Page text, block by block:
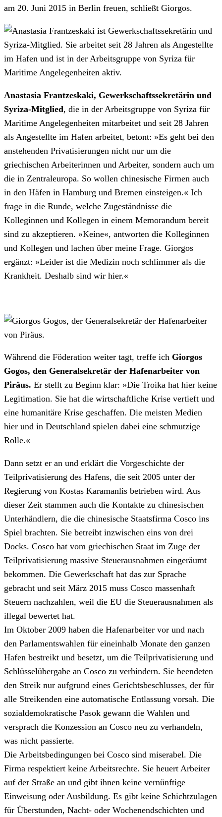
am 20. Juni 2015 in Berlin freuen, schließt Giorgos.
Anastasia Frantzeskaki, Gewerkschaftssekretärin und
Syriza-Mitglied, die in der Arbeitsgruppe von Syriza für
Maritime Angelegenheiten mitarbeitet und seit 28 Jahren
als Angestellte im Hafen arbeitet, betont: »Es geht bei den
anstehenden Privatisierungen nicht nur um die
griechischen Arbeiterinnen und Arbeiter, sondern auch um
die in Zentraleuropa. So wollen chinesische Firmen auch
in den Häfen in Hamburg und Bremen einsteigen.« Ich
frage in die Runde, welche Zugeständnisse die
Kolleginnen und Kollegen in einem Memorandum bereit
sind zu akzeptieren. »Keine«, antworten die Kolleginnen
und Kollegen und lachen über meine Frage. Giorgos
ergänzt: »Leider ist die Medizin noch schlimmer als die
Krankheit. Deshalb sind wir hier.«
Während die Föderation weiter tagt, treffe ich Giorgos
Gogos, den Generalsekretär der Hafenarbeiter von
Piräus. Er stellt zu Beginn klar: »Die Troika hat hier keine
Legitimation. Sie hat die wirtschaftliche Krise vertieft und
eine humanitäre Krise geschaffen. Die meisten Medien
hier und in Deutschland spielen dabei eine schmutzige
Rolle.«
Dann setzt er an und erklärt die Vorgeschichte der
Teilprivatisierung des Hafens, die seit 2005 unter der
Regierung von Kostas Karamanlis betrieben wird. Aus
dieser Zeit stammen auch die Kontakte zu chinesischen
Unterhändlern, die die chinesische Staatsfirma Cosco ins
Spiel brachten. Sie betreibt inzwischen eins von drei
Docks. Cosco hat vom griechischen Staat im Zuge der
Teilprivatisierung massive Steuerausnahmen eingeräumt
bekommen. Die Gewerkschaft hat das zur Sprache
gebracht und seit März 2015 muss Cosco massenhaft
Steuern nachzahlen, weil die EU die Steuerausnahmen als
illegal bewertet hat.
Im Oktober 2009 haben die Hafenarbeiter vor und nach
den Parlamentswahlen für eineinhalb Monate den ganzen
Hafen bestreikt und besetzt, um die Teilprivatisierung und
Schlüsselübergabe an Cosco zu verhindern. Sie beendeten
den Streik nur aufgrund eines Gerichtsbeschlusses, der für
alle Streikenden eine automatische Entlassung vorsah. Die
sozialdemokratische Pasok gewann die Wahlen und
versprach die Konzession an Cosco neu zu verhandeln,
was nicht passierte.
Die Arbeitsbedingungen bei Cosco sind miserabel. Die
Firma respektiert keine Arbeitsrechte. Sie heuert Arbeiter
auf der Straße an und gibt ihnen keine vernünftige
Einweisung oder Ausbildung. Es gibt keine Schichtzulagen
für Überstunden, Nacht- oder Wochenendschichten und